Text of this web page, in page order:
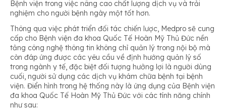
Bệnh viện trong việc nâng cao chất lượng dịch vụ và trải
nghiệm cho người bệnh ngày một tốt hơn.
Thông qua việc phát triển đối tác chiến lược, Medpro sẽ cung
cấp cho Bệnh viện đa khoa Quốc Tế Hoàn Mỹ Thủ Đức nền
tảng công nghệ thông tin không chỉ quản lý trong nội bộ mà
còn đáp ứng được các yêu cầu về định hướng quản lý số
trong ngành y tế, đặc biệt đối tượng hưởng lợi là người dùng
cuối, người sử dụng các dịch vụ khám chữa bệnh tại bệnh
viện. Điển hình trong hệ thống này là ứng dụng của Bệnh viện
đa khoa Quốc Tế Hoàn Mỹ Thủ Đức với các tính năng chính
như sau: